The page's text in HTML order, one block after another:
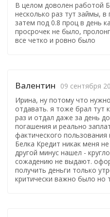
В целом доволен работой
несколько раз тут займы,
затем под 0.8 проц в день
просрочек не было,
все четко и ровно было
Валентин 09 сентября
Ирина, ну потому что
отдавать. я тоже брал тут
раз и отдал даже за день
погашения и реально
фактического
Белка Кредит никак меня
другой минус нашел -
сожадению не выдают.
получить деньги только
критически важно было но